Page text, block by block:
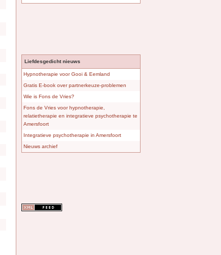
Liefdesgedicht nieuws
Hypnotherapie voor Gooi & Eemland
Gratis E-book over partnerkeuze-problemen
Wie is Fons de Vries?
Fons de Vries voor hypnotherapie,
relatietherapie en integratieve psychotherapie te
Amersfoort
Integratieve psychotherapie in Amersfoort
Nieuws archief